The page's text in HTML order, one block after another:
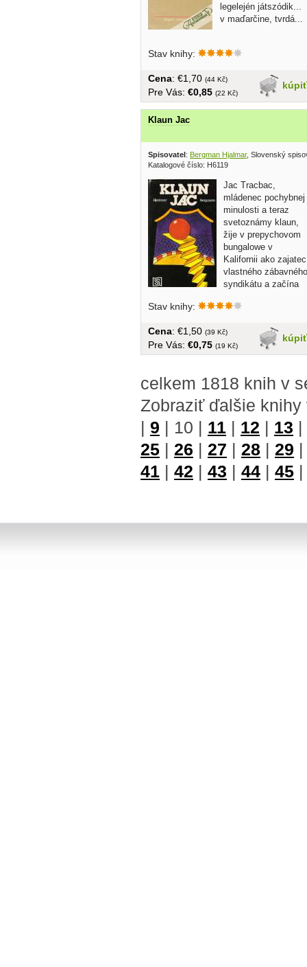
legelején játszódik...
v maďarčine, tvrdá...
Stav knihy:
kúpiť
Cena: €1,70 (44 Kč)
Pre Vás: €0,85 (22 Kč)
Klaun Jac
Spisovatel : Bergman Hjalmar, Slovenský
Katalogové číslo: H6119
Jac Tracbac,
mládenec pochybnej
minulosti a teraz
svetoznámy klaun,
žije v prepychovom
bungalowe v
Kalifornii ako zajatec
vlastného zábavného
syndikátu a začína
Stav knihy:
kúpiť
Cena: €1,50 (39 Kč)
Pre Vás: €0,75 (19 Kč)
celkem 1818 knih v
Zobraziť ďalšie
| 9 | 10 | 11 | 12 | 13 |
25 | 26 | 27 | 28 | 29
41 | 42 | 43 | 44 | 45